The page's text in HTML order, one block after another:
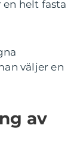
helt fasta
väljer en
av